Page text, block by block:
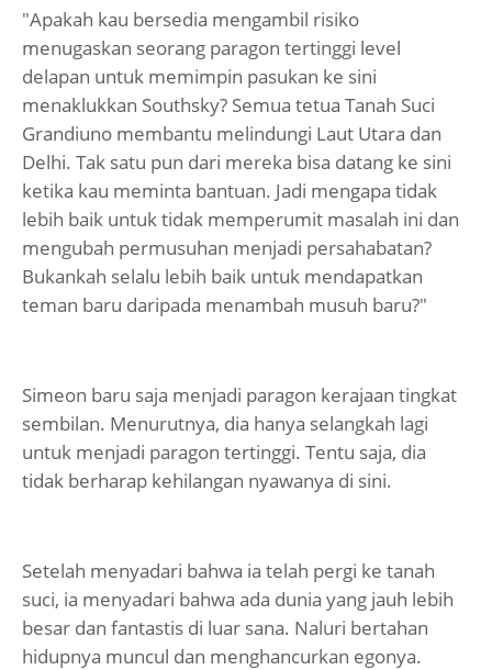
"Apakah kau bersedia mengambil risiko
menugaskan seorang paragon tertinggi level
delapan untuk memimpin pasukan ke sini
menaklukkan Southsky? Semua tetua Tanah Suci
Grandiuno membantu melindungi Laut Utara dan
Delhi. Tak satu pun dari mereka bisa datang ke sini
ketika kau meminta bantuan. Jadi mengapa tidak
lebih baik untuk tidak memperumit masalah ini dan
mengubah permusuhan menjadi persahabatan?
Bukankah selalu lebih baik untuk mendapatkan
teman baru daripada menambah musuh baru?"
Simeon baru saja menjadi paragon kerajaan tingkat
sembilan. Menurutnya, dia hanya selangkah lagi
untuk menjadi paragon tertinggi. Tentu saja, dia
tidak berharap kehilangan nyawanya di sini.
Setelah menyadari bahwa ia telah pergi ke tanah
suci, ia menyadari bahwa ada dunia yang jauh lebih
besar dan fantastis di luar sana. Naluri bertahan
hidupnya muncul dan menghancurkan egonya.